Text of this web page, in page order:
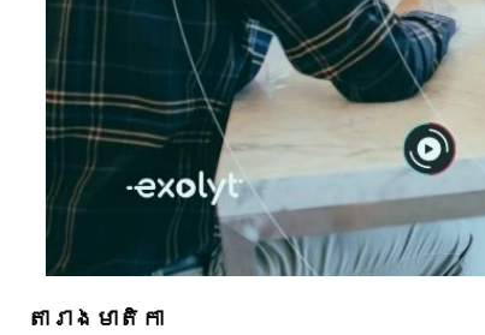
តារាងមាតិកា